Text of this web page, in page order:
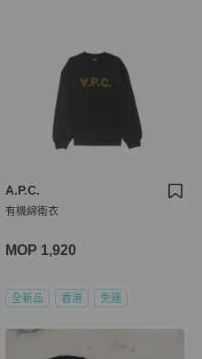
A.P.C.
有機綿衛衣
MOP 1,920
全新品 香港 免運